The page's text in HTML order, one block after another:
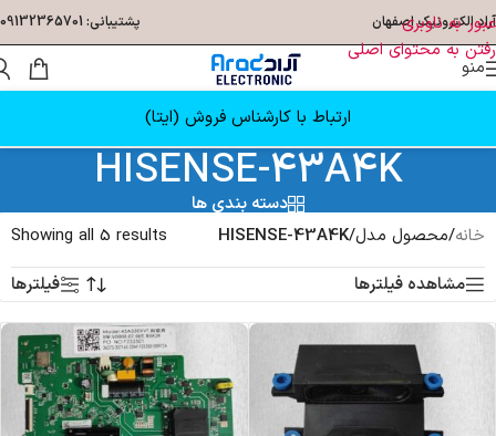
عبور به ناوبری
رفتن به محتوای اصلی
آراد الکترونیک اصفهان پشتیبانی: 09132365701
منو
ارتباط با کارشناس فروش (ایتا)
HISENSE-43A4K
دسته بندی ها
خانه/محصول مدل/
HISENSE-43A4K
Showing all 5 results
مشاهده فیلترها
فیلترها